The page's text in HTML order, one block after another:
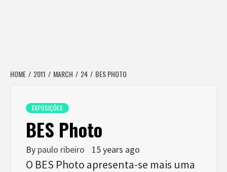
HOME 2011 MARCH 24 BES PHOTO
EXPOSIÇÕES
BES Photo
By paulo ribeiro 15 years ago
O BES Photo apresenta-se mais uma